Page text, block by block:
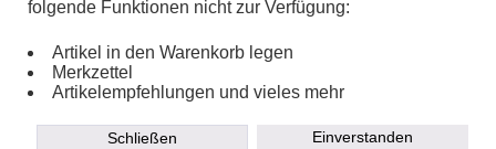
folgende Funktionen nicht zur Verfügung:
Artikel in den Warenkorb legen
Merkzettel
Artikelempfehlungen und vieles mehr
Einverstanden
Schließen